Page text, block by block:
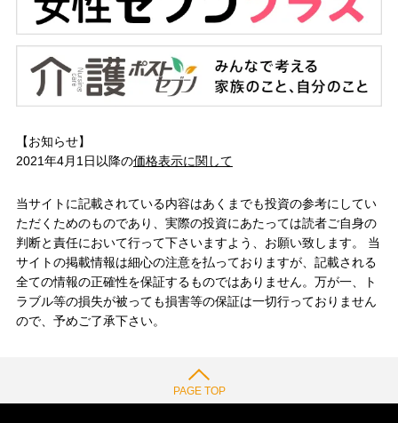
【お知らせ】
2021年4月1日以降の価格表示に関して
当サイトに記載されている内容はあくまでも投資の参考にしてい
ただくためのものであり、実際の投資にあたっては読者ご自身の
判断と責任において行って下さいますよう、お願い致します。 当
サイトの掲載情報は細心の注意を払っておりますが、記載される
全ての情報の正確性を保証するものではありません。万が一、ト
ラブル等の損失が被っても損害等の保証は一切行っておりません
ので、予めご了承下さい。
PAGE TOP